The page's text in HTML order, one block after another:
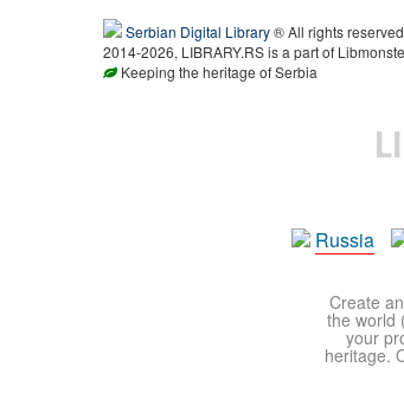
Serbian Digital Library® All rights
2014-2026, LIBRARY.RS is a part of
Keeping the heritage of Serbia
Russia
Create
the world
your
heritage.